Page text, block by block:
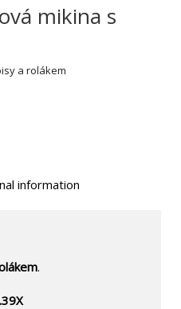
mikina s
a rolákem
information
.